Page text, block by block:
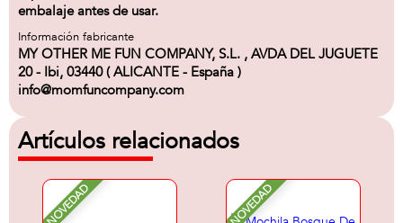
embalaje antes de usar.
Información fabricante
MY OTHER ME FUN COMPANY, S.L. , AVDA DEL JUGUETE
20 - Ibi, 03440 ( ALICANTE - España )
info@momfuncompany.com
Artículos relacionados
NOVEDAD NOVEDAD